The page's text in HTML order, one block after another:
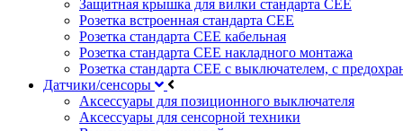
Защитная крышка для вилки стандарта CEE
Розетка встроенная стандарта CEE
Розетка стандарта СЕЕ кабельная
Розетка стандарта СЕЕ накладного монтажа
Розетка стандарта СЕЕ с выключателем, с
Датчики/сенсоры
Аксессуары для позиционного выключателя
Аксессуары для сенсорной техники